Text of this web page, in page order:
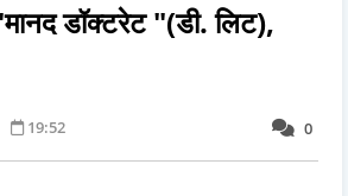
"मानद डॉक्टरेट "(डी. लिट),
0
19:52